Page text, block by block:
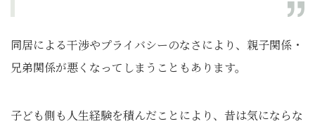
同居による干渉やプライバシーのなさにより、親子関係・
兄弟関係が悪くなってしまうこともあります。
子ども側も人生経験を積んだことにより、昔は気にならな